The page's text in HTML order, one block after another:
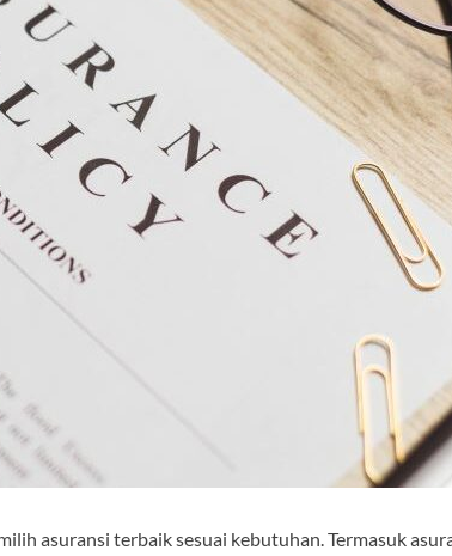
asuransi terbaik sesuai kebutuhan. Termasuk